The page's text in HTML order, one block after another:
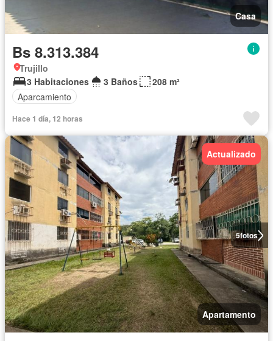
Casa
Bs 8.313.384
Trujillo
3 Habitaciones
3 Baños
208 m²
Aparcamiento
Hace 1 día, 12 horas
5fotos
Actualizado
Apartamento